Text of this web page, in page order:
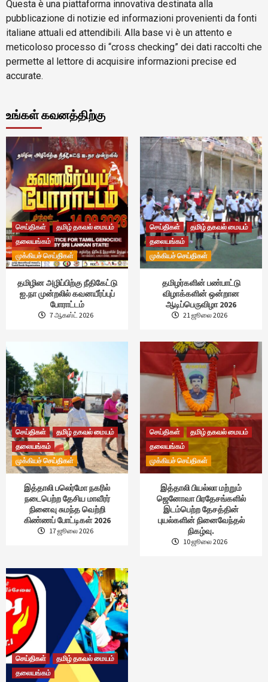
Questa è una piattaforma innovativa destinata alla
pubblicazione di notizie ed informazioni provenienti da fonti
italiane attuali ed attendibili. Alla base vi è un attento e
meticoloso processo di “cross checking” dei dati raccolti che
permette al lettore di acquisire informazioni precise ed
accurate.
உங்கள் கவனத்திற்கு
செய்திகள்
தமிழ் தகவல் மையம்
தலையங்கம்
முக்கியச் செய்திகள்
தமிழின அழிப்பிற்கு நீதிகேட்டு
ஐ.நா முன்றலில் கவனயீர்ப்புப்
போராட்டம்
7 ஆகஸ்ட் 2026
செய்திகள்
தமிழ் தகவல் மையம்
தலையங்கம்
முக்கியச் செய்திகள்
தமிழர்களின் பண்பாட்டு
விழாக்களின் ஒன்றான
ஆடிப்பெருவிழா 2026
21 ஜூலை 2026
செய்திகள்
தமிழ் தகவல் மையம்
தலையங்கம்
முக்கியச் செய்திகள்
இத்தாலி பலெர்மோ நகரில்
நடைபெற்ற தேசிய மாவீரர்
நினைவு சுமந்த வெற்றி
கிண்ணப் போட்டிகள் 2026
17 ஜூலை 2026
செய்திகள்
தமிழ் தகவல் மையம்
தலையங்கம்
முக்கியச் செய்திகள்
இத்தாலி பியல்லா மற்றும்
ஜெனோவா பிரதேசங்களில்
இடம்பெற்ற தேசத்தின்
புயல்களின் நினைவேந்தல்
நிகழ்வு.
10 ஜூலை 2026
செய்திகள்
தமிழ் தகவல் மையம்
தலையங்கம்